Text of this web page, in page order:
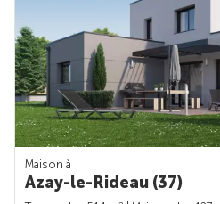
Maison à
Azay-le-Rideau (37)